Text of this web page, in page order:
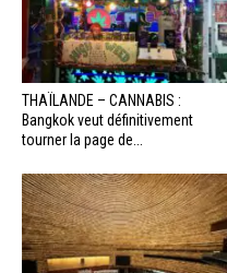
THAÏLANDE – CANNABIS :
Bangkok veut définitivement
tourner la page de...